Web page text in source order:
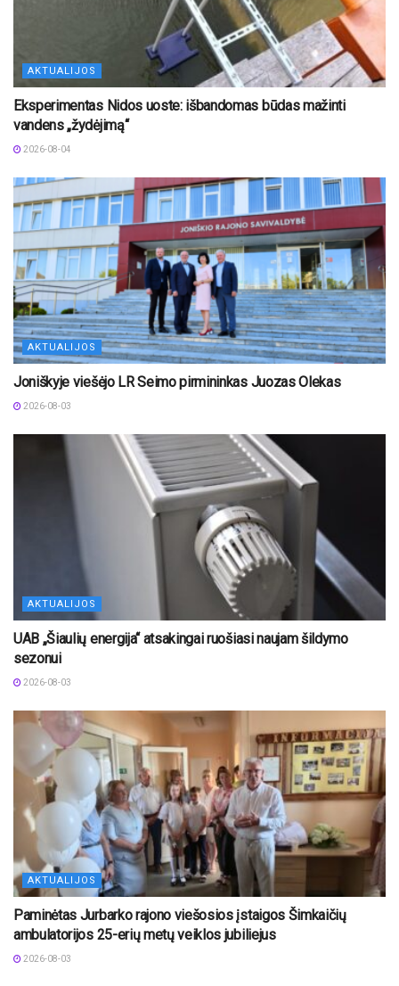
AKTUALIJOS
Eksperimentas Nidos uoste: išbandomas būdas mažinti
vandens „žydėjimą“
2026-08-04
AKTUALIJOS
Joniškyje viešėjo LR Seimo pirmininkas Juozas Olekas
2026-08-03
AKTUALIJOS
UAB „Šiaulių energija“ atsakingai ruošiasi naujam šildymo
sezonui
2026-08-03
AKTUALIJOS
Paminėtas Jurbarko rajono viešosios įstaigos Šimkaičių
ambulatorijos 25-erių metų veiklos jubiliejus
2026-08-03